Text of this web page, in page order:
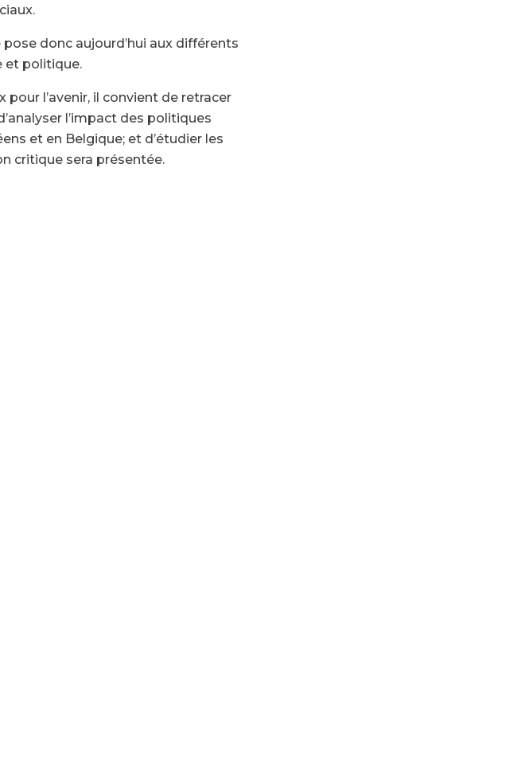
donc aujourd’hui aux différents
et politique.
l’avenir, il convient de retracer
l’impact des politiques
et en Belgique; et d’étudier les
critique sera présentée.